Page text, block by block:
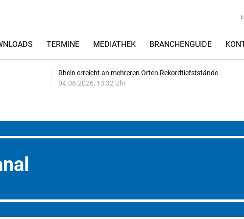
TERMINE MEDIATHEK BRANCHENGUIDE
Rhein erreicht an mehreren Orten Rekordtiefststände
04.08.2026, 13:32 Uhr